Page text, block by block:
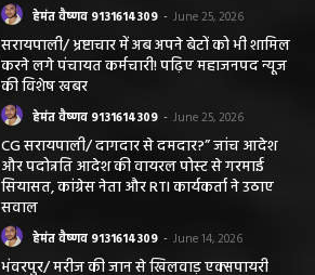
हेमंत वैष्णव 9131614309 - June 25, 2026
सरायपाली/ भ्रष्टाचार में अब अपने बेटों को भी शामिल
करने लगे पंचायत कर्मचारी! पढ़िए महाजनपद न्यूज
की विशेष खबर
हेमंत वैष्णव 9131614309 - June 25, 2026
CG सरायपाली/ दागदार से दमदार?” जांच आदेश
और पदोन्नति आदेश की वायरल पोस्ट से गरमाई
सियासत, कांग्रेस नेता और RTI कार्यकर्ता ने उठाए
सवाल
हेमंत वैष्णव 9131614309 - June 14, 2026
भंवरपुर/ मरीज की जान से खिलवाड़ एक्सपायरी